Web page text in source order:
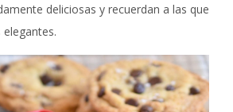
deliciosas y recuerdan a las que